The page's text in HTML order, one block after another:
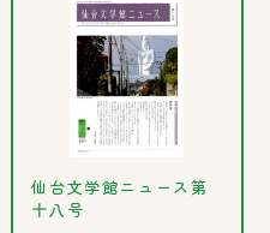
仙台文学館ニュース第
十八号